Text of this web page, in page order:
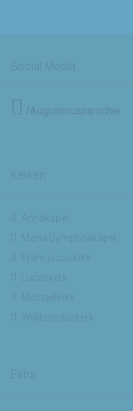
Social Media
/Augustinusparochie
Kerken
Annakapel
Maria Dymphnakapel
Franciscuskerk
Lucaskerk
Michaelkerk
Willibrorduskerk
Extra